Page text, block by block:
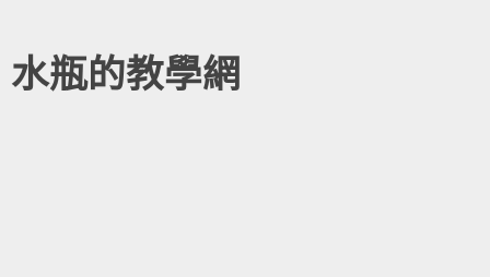
水瓶的教學網